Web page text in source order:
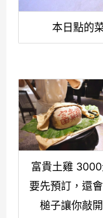
本日點的
富貴土雞
要先預訂，還
槌子讓你敲開